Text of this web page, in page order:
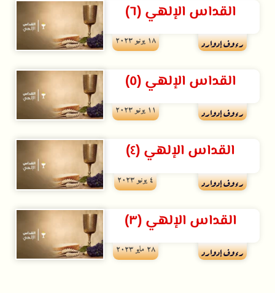
القداس الإلهي (٦)
رءوف إدوارد ۱۸ يونيو ۲۰۲۳
القداس الإلهي (٥)
رءوف إدوارد ۱۱ يونيو ۲۰۲۳
القداس الإلهي (٤)
رءوف إدوارد ٤ يونيو ۲۰۲۳
القداس الإلهي (٣)
رءوف إدوارد ۲۸ مايو ۲۰۲۳